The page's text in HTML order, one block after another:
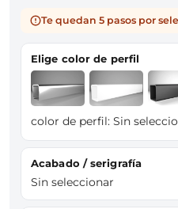
Te quedan 5 pasos por
Elige color de perfil
color de perfil: Sin
Acabado / serigrafía
Sin seleccionar